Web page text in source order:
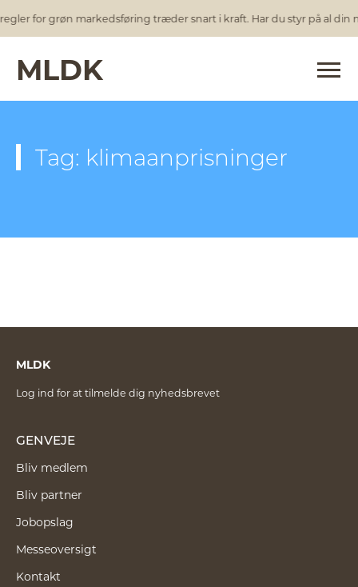
for grøn markedsføring træder snart i kraft. Har du styr på al din
MLDK
Tag: klimaanprisninger
MLDK
Log ind for at tilmelde dig nyhedsbrevet
GENVEJE
Bliv medlem
Bliv partner
Jobopslag
Messeoversigt
Kontakt